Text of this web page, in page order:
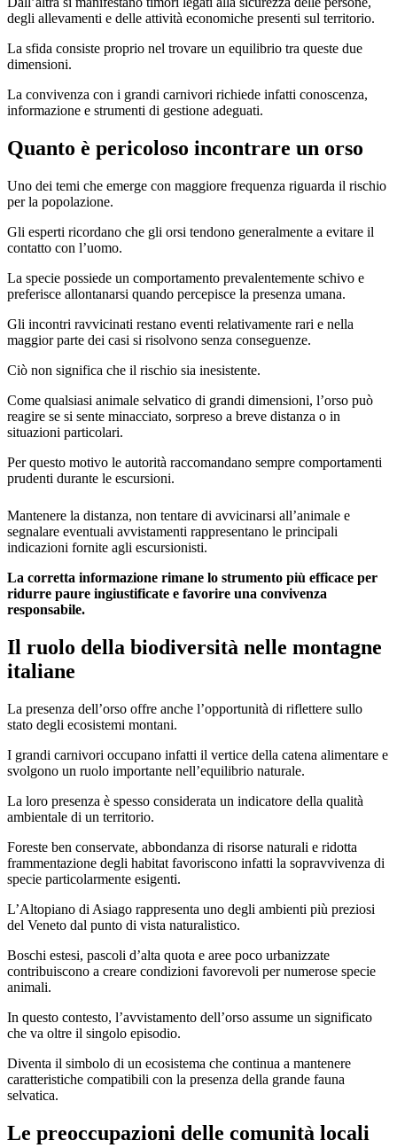
degli allevamenti e delle attività economiche presenti sul territorio.
La sfida consiste proprio nel trovare un equilibrio tra queste due
dimensioni.
La convivenza con i grandi carnivori richiede infatti conoscenza,
informazione e strumenti di gestione adeguati.
Quanto è pericoloso incontrare un orso
Uno dei temi che emerge con maggiore frequenza riguarda il rischio
per la popolazione.
Gli esperti ricordano che gli orsi tendono generalmente a evitare il
contatto con l’uomo.
La specie possiede un comportamento prevalentemente schivo e
preferisce allontanarsi quando percepisce la presenza umana.
Gli incontri ravvicinati restano eventi relativamente rari e nella
maggior parte dei casi si risolvono senza conseguenze.
Ciò non significa che il rischio sia inesistente.
Come qualsiasi animale selvatico di grandi dimensioni, l’orso può
reagire se si sente minacciato, sorpreso a breve distanza o in
situazioni particolari.
Per questo motivo le autorità raccomandano sempre comportamenti
prudenti durante le escursioni.
Mantenere la distanza, non tentare di avvicinarsi all’animale e
segnalare eventuali avvistamenti rappresentano le principali
indicazioni fornite agli escursionisti.
La corretta informazione rimane lo strumento più efficace per
ridurre paure ingiustificate e favorire una convivenza
responsabile.
Il ruolo della biodiversità nelle montagne
italiane
La presenza dell’orso offre anche l’opportunità di riflettere sullo
stato degli ecosistemi montani.
I grandi carnivori occupano infatti il vertice della catena alimentare e
svolgono un ruolo importante nell’equilibrio naturale.
La loro presenza è spesso considerata un indicatore della qualità
ambientale di un territorio.
Foreste ben conservate, abbondanza di risorse naturali e ridotta
frammentazione degli habitat favoriscono infatti la sopravvivenza di
specie particolarmente esigenti.
L’Altopiano di Asiago rappresenta uno degli ambienti più preziosi
del Veneto dal punto di vista naturalistico.
Boschi estesi, pascoli d’alta quota e aree poco urbanizzate
contribuiscono a creare condizioni favorevoli per numerose specie
animali.
In questo contesto, l’avvistamento dell’orso assume un significato
che va oltre il singolo episodio.
Diventa il simbolo di un ecosistema che continua a mantenere
caratteristiche compatibili con la presenza della grande fauna
selvatica.
Le preoccupazioni delle comunità locali